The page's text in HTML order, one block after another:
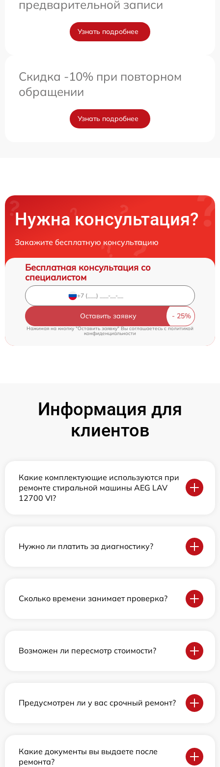
предварительной записи
Узнать подробнее
Скидка -10% при повторном
обращении
Узнать подробнее
Нужна консультация?
Закажите бесплатную консультацию
Бесплатная консультация со
специалистом
Оставить заявку
Нажимая на кнопку "Оставить заявку" Вы соглашаетесь cполитикой
конфиденциальности
Информация для
клиентов
Какие комплектующие используются при
ремонте стиральной машины AEG LAV
12700 VI?
Нужно ли платить за диагностику?
Сколько времени занимает проверка?
Возможен ли пересмотр стоимости?
Предусмотрен ли у вас срочный ремонт?
Какие документы вы выдаете после
ремонта?